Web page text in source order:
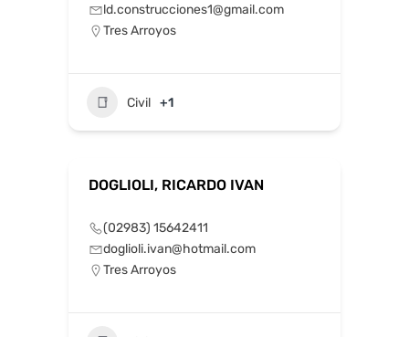
ld.construcciones1@gmail.com
Tres Arroyos
Civil +1
DOGLIOLI, RICARDO IVAN
(02983) 15642411
doglioli.ivan@hotmail.com
Tres Arroyos